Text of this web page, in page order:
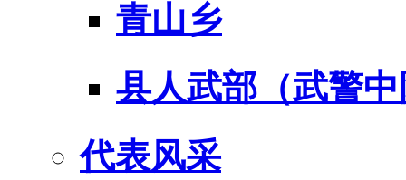
青山乡
县人武部（武警
代表风采